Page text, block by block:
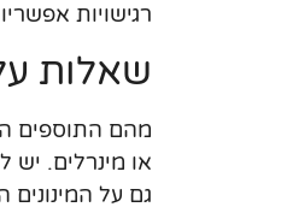
רגישויות
שאלות
מהם התוספים
או מינרלים. יש
גם על המינונים